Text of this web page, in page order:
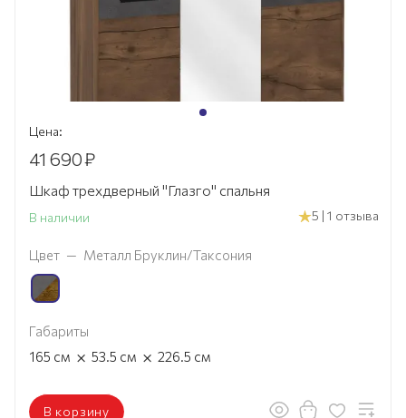
Цена:
41 690₽
Шкаф трехдверный "Глазго" спальня
В наличии 5 | 1 отзыва
Цвет — Металл Бруклин/Таксония
Габариты
165 см × 53.5 см × 226.5 см
В корзину